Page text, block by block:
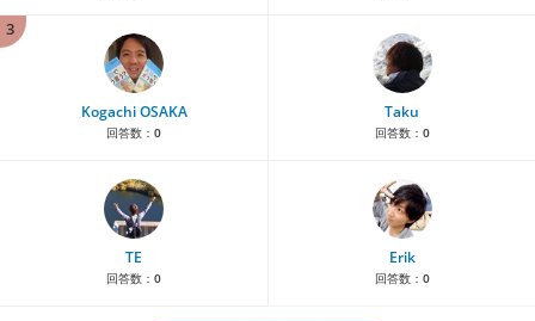
3
Kogachi OSAKA
回答数： 0
Taku
回答数： 0
TE
回答数： 0
Erik
回答数： 0